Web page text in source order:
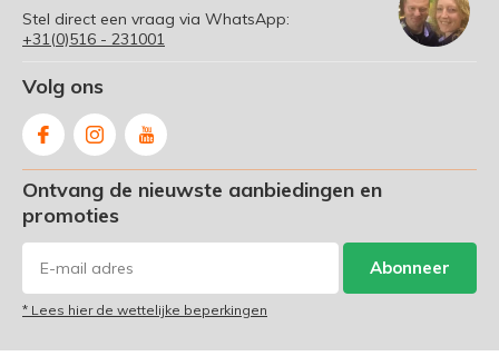
Stel direct een vraag via WhatsApp:
+31(0)516 - 231001
Volg ons
Ontvang de nieuwste aanbiedingen en
promoties
Abonneer
* Lees hier de wettelijke beperkingen